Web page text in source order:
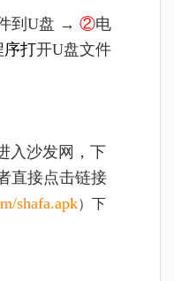
到U盘 → ②电
序打开U盘文件
入沙发网，下
直接点击链接
shafa.apk）下